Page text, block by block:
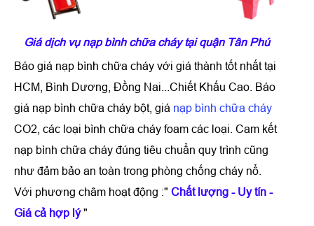
Giá dịch vụ nạp bình chữa cháy tại quận Tân Phú
Báo giá nạp bình chữa cháy với giá thành tốt nhất tại
HCM, Bình Dương, Đồng Nai...Chiết Khấu Cao. Báo
giá nạp bình chữa cháy bột, giá nạp bình chữa cháy
CO2, các loại bình chữa cháy foam các loại. Cam kết
nạp bình chữa cháy đúng tiêu chuẩn quy trình cũng
như đảm bảo an toàn trong phòng chống cháy nổ.
Với phương châm hoạt động :" Chất lượng - Uy tín -
Giá cả hợp lý"